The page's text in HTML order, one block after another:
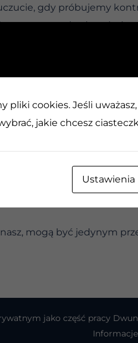
gdy próbujemy
za samochodem,
i wyzywałem kierowcę
siebie. Potem zacząłem
coś, czego nie
uczuć. Pamiętaj
dramatów, które
zobaczyć moje uczucia. I
mogą być jedynym
jako część pracy
pliki cookies. Jeśli
jakie chcesz
Ustawienia